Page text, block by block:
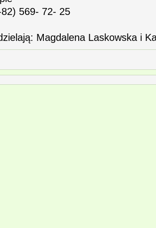
569- 72- 25
Magdalena Laskowska i